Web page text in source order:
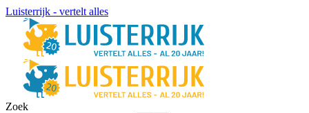
Luisterrijk - vertelt alles
Zoek